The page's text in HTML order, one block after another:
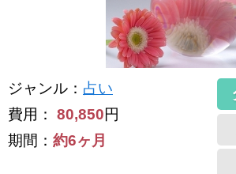
ジャンル ： 占い
費用： 80,850円
期間： 約6ヶ月